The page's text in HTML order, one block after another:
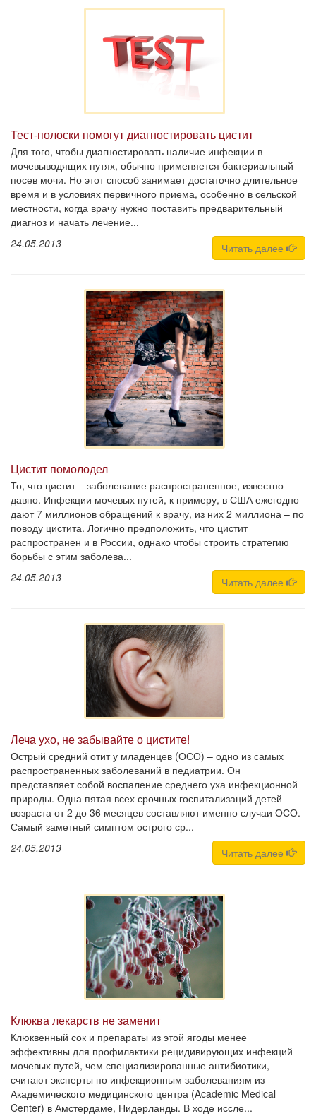
Тест-полоски помогут диагностировать цистит
Для того, чтобы диагностировать наличие инфекции в
мочевыводящих путях, обычно применяется бактериальный
посев мочи. Но этот способ занимает достаточно длительное
время и в условиях первичного приема, особенно в сельской
местности, когда врачу нужно поставить предварительный
диагноз и начать лечение...
24.05.2013
Читать далее
Цистит помолодел
То, что цистит – заболевание распространенное, известно
давно. Инфекции мочевых путей, к примеру, в США ежегодно
дают 7 миллионов обращений к врачу, из них 2 миллиона – по
поводу цистита. Логично предположить, что цистит
распространен и в России, однако чтобы строить стратегию
борьбы с этим заболева...
24.05.2013
Читать далее
Леча ухо, не забывайте о цистите!
Острый средний отит у младенцев (ОСО) – одно из самых
распространенных заболеваний в педиатрии. Он
представляет собой воспаление среднего уха инфекционной
природы. Одна пятая всех срочных госпитализаций детей
возраста от 2 до 36 месяцев составляют именно случаи ОСО.
Самый заметный симптом острого ср...
24.05.2013
Читать далее
Клюква лекарств не заменит
Клюквенный сок и препараты из этой ягоды менее
эффективны для профилактики рецидивирующих инфекций
мочевых путей, чем специализированные антибиотики,
считают эксперты по инфекционным заболеваниям из
Академического медицинского центра (Academic Medical
Center) в Амстердаме, Нидерланды. В ходе иссле...